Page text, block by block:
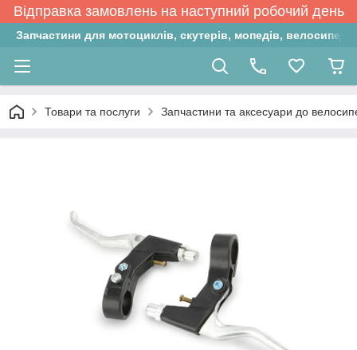
Відправка замовлень на наступний робочий день
Запчастини для мотоциклів, скутерів, мопедів,
Товари та послуги Запчастини та аксесуари до